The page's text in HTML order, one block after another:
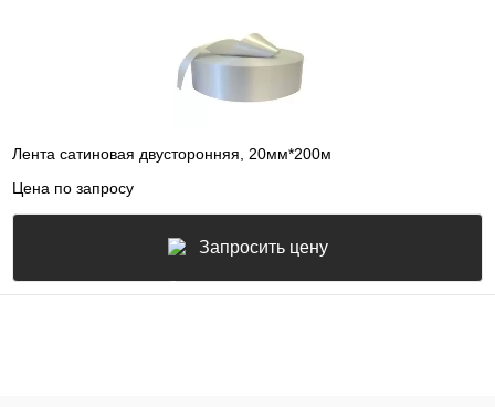
Лента сатиновая двусторонняя, 20мм*200м
Цена по запросу
Запросить цену